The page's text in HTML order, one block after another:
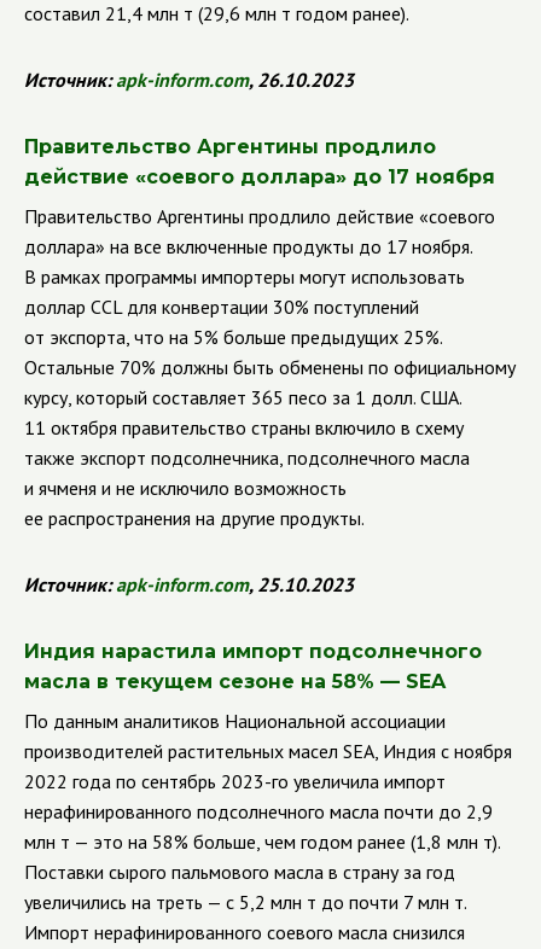
составил 21,4 млн т (29,6 млн т годом ранее).
Источник:apk-inform.com, 26.10.2023
Правительство Аргентины продлило
действие «соевого доллара» до 17 ноября
Правительство Аргентины продлило действие «соевого
доллара» на все включенные продукты до 17 ноября.
В рамках программы импортеры могут использовать
доллар CCL для конвертации 30% поступлений
от экспорта, что на 5% больше предыдущих 25%.
Остальные 70% должны быть обменены по официальному
курсу, который составляет 365 песо за 1 долл. США.
11 октября правительство страны включило в схему
также экспорт подсолнечника, подсолнечного масла
и ячменя и не исключило возможность
ее распространения на другие продукты.
Источник:apk-inform.com, 25.10.2023
Индия нарастила импорт подсолнечного
масла в текущем сезоне на 58% — SEA
По данным аналитиков Национальной ассоциации
производителей растительных масел SEA, Индия с ноября
2022 года по сентябрь 2023-го увеличила импорт
нерафинированного подсолнечного масла почти до 2,9
млн т — это на 58% больше, чем годом ранее (1,8 млн т).
Поставки сырого пальмового масла в страну за год
увеличились на треть — с 5,2 млн т до почти 7 млн т.
Импорт нерафинированного соевого масла снизился